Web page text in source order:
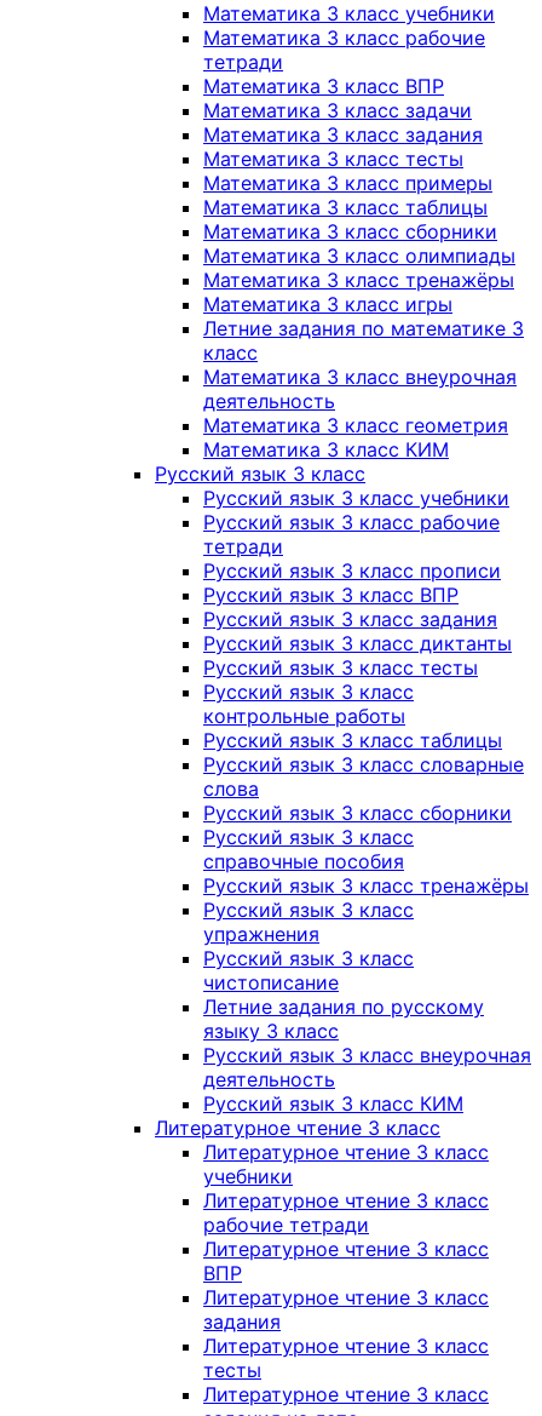
Математика 3 класс учебники
Математика 3 класс рабочие
тетради
Математика 3 класс ВПР
Математика 3 класс задачи
Математика 3 класс задания
Математика 3 класс тесты
Математика 3 класс примеры
Математика 3 класс таблицы
Математика 3 класс сборники
Математика 3 класс олимпиады
Математика 3 класс тренажёры
Математика 3 класс игры
Летние задания по математике 3
класс
Математика 3 класс внеурочная
деятельность
Математика 3 класс геометрия
Математика 3 класс КИМ
Русский язык 3 класс
Русский язык 3 класс учебники
Русский язык 3 класс рабочие
тетради
Русский язык 3 класс прописи
Русский язык 3 класс ВПР
Русский язык 3 класс задания
Русский язык 3 класс диктанты
Русский язык 3 класс тесты
Русский язык 3 класс
контрольные работы
Русский язык 3 класс таблицы
Русский язык 3 класс словарные
слова
Русский язык 3 класс сборники
Русский язык 3 класс
справочные пособия
Русский язык 3 класс тренажёры
Русский язык 3 класс
упражнения
Русский язык 3 класс
чистописание
Летние задания по русскому
языку 3 класс
Русский язык 3 класс внеурочная
деятельность
Русский язык 3 класс КИМ
Литературное чтение 3 класс
Литературное чтение 3 класс
учебники
Литературное чтение 3 класс
рабочие тетради
Литературное чтение 3 класс
ВПР
Литературное чтение 3 класс
задания
Литературное чтение 3 класс
тесты
Литературное чтение 3 класс